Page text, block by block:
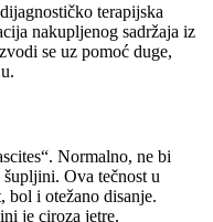
terapijska
nakupljenog sadržaja iz
se uz pomoć duge,
Normalno, ne bi
Ova tečnost u
bol i otežano disanje.
je ciroza jetre.